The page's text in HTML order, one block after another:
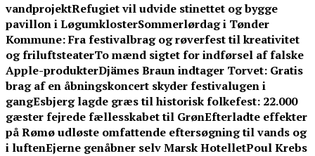
vandprojektRefugiet vil udvide stinettet og bygge
pavillon i LøgumklosterSommerlørdag i Tønder
Kommune: Fra festivalbrag og røverfest til kreativitet
og friluftsteaterTo mænd sigtet for indførsel af falske
Apple-produkterDjämes Braun indtager Torvet: Gratis
brag af en åbningskoncert skyder festivalugen i
gangEsbjerg lagde græs til historisk folkefest: 22.000
gæster fejrede fællesskabet til GrønEfterladte effekter
på Rømø udløste omfattende eftersøgning til vands og
i luftenEjerne genåbner selv Marsk HotelletPoul Krebs